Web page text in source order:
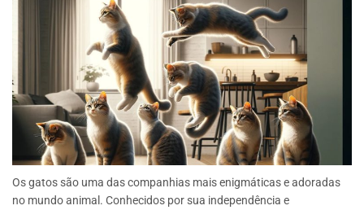
Os gatos são uma das companhias mais enigmáticas e adoradas
no mundo animal. Conhecidos por sua independência e